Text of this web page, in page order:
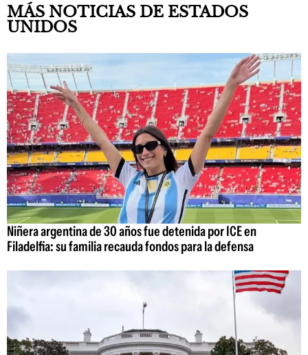
MÁS NOTICIAS DE ESTADOS
UNIDOS
Niñera argentina de 30 años fue detenida por ICE en
Filadelfia: su familia recauda fondos para la defensa